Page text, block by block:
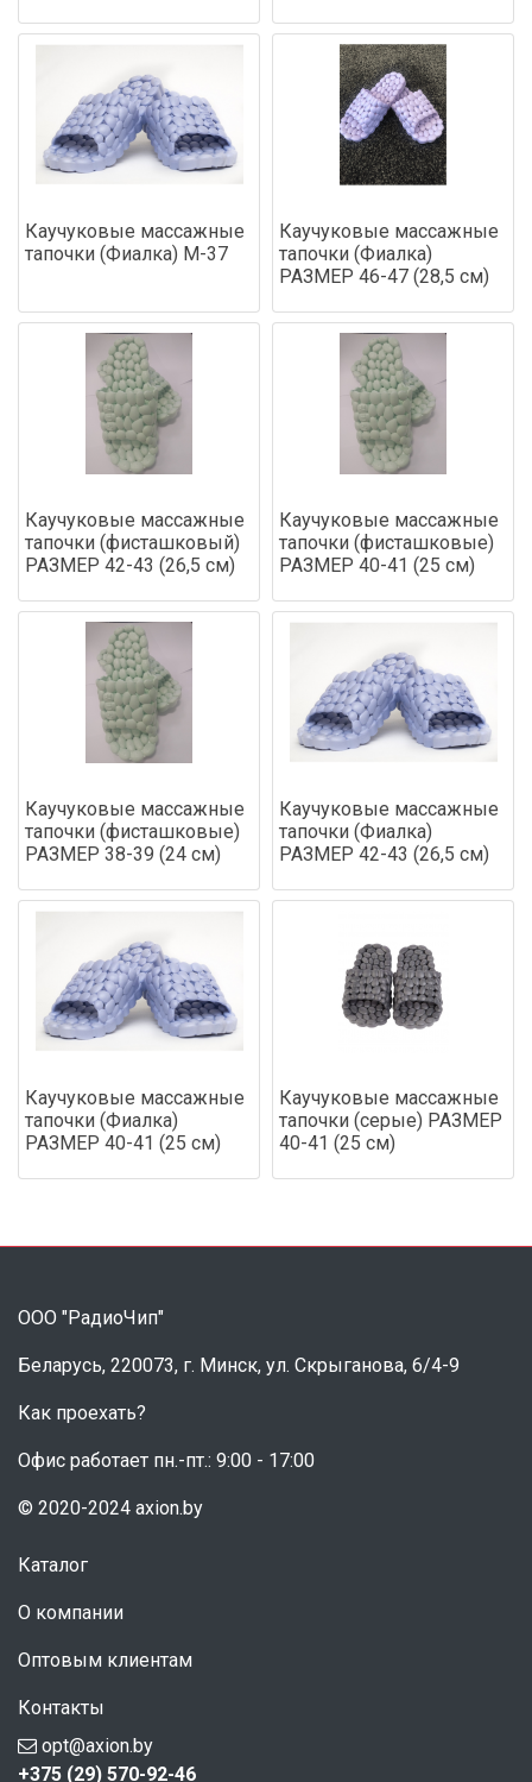
Каучуковые массажные
тапочки (Фиалка) М-37
Каучуковые массажные
тапочки (Фиалка)
РАЗМЕР 46-47 (28,5 см)
Каучуковые массажные
тапочки (фисташковый)
РАЗМЕР 42-43 (26,5 см)
Каучуковые массажные
тапочки (фисташковые)
РАЗМЕР 40-41 (25 см)
Каучуковые массажные
тапочки (фисташковые)
РАЗМЕР 38-39 (24 см)
Каучуковые массажные
тапочки (Фиалка)
РАЗМЕР 42-43 (26,5 см)
Каучуковые массажные
тапочки (Фиалка)
РАЗМЕР 40-41 (25 см)
Каучуковые массажные
тапочки (серые) РАЗМЕР
40-41 (25 см)
ООО "РадиоЧип"
Беларусь, 220073, г. Минск, ул. Скрыганова, 6/4-9
Как проехать?
Офис работает пн.-пт.: 9:00 - 17:00
© 2020-2024 axion.by
Каталог
О компании
Оптовым клиентам
Контакты
opt@axion.by
+375 (29) 570-92-46